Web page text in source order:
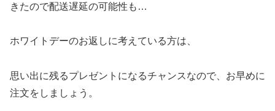
きたので配送遅延の可能性も…
ホワイトデーのお返しに考えている方は、
思い出に残るプレゼントになるチャンスなので、お早めに
注文をしましょう。